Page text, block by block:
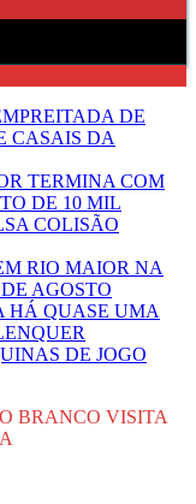
DE
CASAIS DA
TERMINA COM
DE 10 MIL
COLISÃO
RIO MAIOR NA
AGOSTO
HÁ QUASE UMA
DE JOGO
BRANCO VISITA